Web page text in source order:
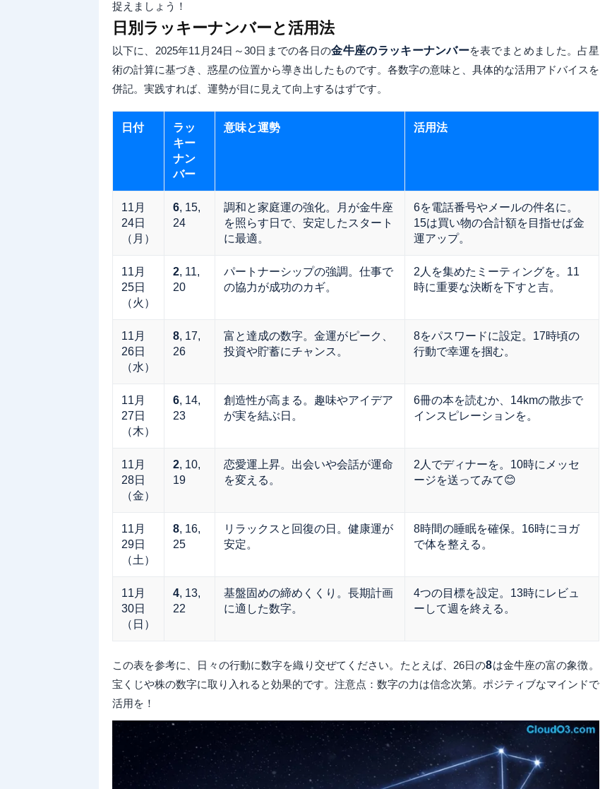
捉えましょう！
日別ラッキーナンバーと活用法
以下に、2025年11月24日～30日までの各日の金牛座のラッキーナンバーを表でまとめました。占星
術の計算に基づき、惑星の位置から導き出したものです。各数字の意味と、具体的な活用アドバイスを
併記。実践すれば、運勢が目に見えて向上するはずです。
日付
ラッ
キー
ナン
バー
意味と運勢 活用法
11月
24日
（月）
6, 15,
24
調和と家庭運の強化。月が金牛座
を照らす日で、安定したスタート
に最適。
6を電話番号やメールの件名に。
15は買い物の合計額を目指せば金
運アップ。
11月
25日
（火）
2, 11,
20
パートナーシップの強調。仕事で
の協力が成功のカギ。
2人を集めたミーティングを。11
時に重要な決断を下すと吉。
11月
26日
（水）
8, 17,
26
富と達成の数字。金運がピーク、
投資や貯蓄にチャンス。
8をパスワードに設定。17時頃の
行動で幸運を掴む。
11月
27日
（木）
6, 14,
23
創造性が高まる。趣味やアイデア
が実を結ぶ日。
6冊の本を読むか、14kmの散歩で
インスピレーションを。
11月
28日
（金）
2, 10,
19
恋愛運上昇。出会いや会話が運命
を変える。
2人でディナーを。10時にメッセ
ージを送ってみて😊
11月
29日
（土）
8, 16,
25
リラックスと回復の日。健康運が
安定。
8時間の睡眠を確保。16時にヨガ
で体を整える。
11月
30日
（日）
4, 13,
22
基盤固めの締めくくり。長期計画
に適した数字。
4つの目標を設定。13時にレビュ
ーして週を終える。
この表を参考に、日々の行動に数字を織り交ぜてください。たとえば、26日の8は金牛座の富の象徴。
宝くじや株の数字に取り入れると効果的です。注意点：数字の力は信念次第。ポジティブなマインドで
活用を！